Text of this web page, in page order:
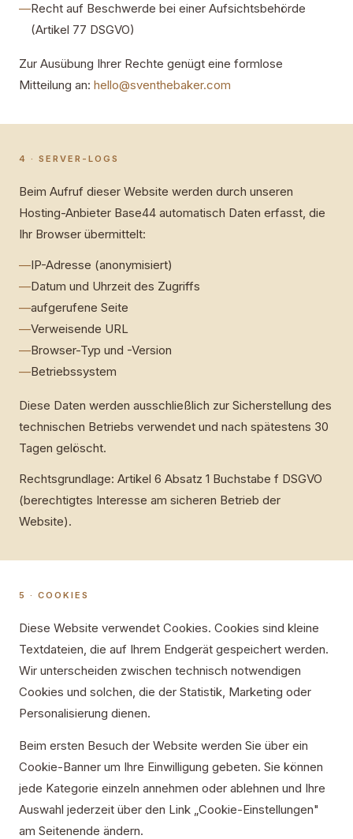
—Recht auf Beschwerde bei einer Aufsichtsbehörde
(Artikel 77 DSGVO)
Zur Ausübung Ihrer Rechte genügt eine formlose
Mitteilung an: hello@sventhebaker.com
4 · SERVER-LOGS
Beim Aufruf dieser Website werden durch unseren
Hosting-Anbieter Base44 automatisch Daten erfasst, die
Ihr Browser übermittelt:
—IP-Adresse (anonymisiert)
—Datum und Uhrzeit des Zugriffs
—aufgerufene Seite
—Verweisende URL
—Browser-Typ und -Version
—Betriebssystem
Diese Daten werden ausschließlich zur Sicherstellung des
technischen Betriebs verwendet und nach spätestens 30
Tagen gelöscht.
Rechtsgrundlage: Artikel 6 Absatz 1 Buchstabe f DSGVO
(berechtigtes Interesse am sicheren Betrieb der
Website).
5 · COOKIES
Diese Website verwendet Cookies. Cookies sind kleine
Textdateien, die auf Ihrem Endgerät gespeichert werden.
Wir unterscheiden zwischen technisch notwendigen
Cookies und solchen, die der Statistik, Marketing oder
Personalisierung dienen.
Beim ersten Besuch der Website werden Sie über ein
Cookie-Banner um Ihre Einwilligung gebeten. Sie können
jede Kategorie einzeln annehmen oder ablehnen und Ihre
Auswahl jederzeit über den Link „Cookie-Einstellungen"
am Seitenende ändern.